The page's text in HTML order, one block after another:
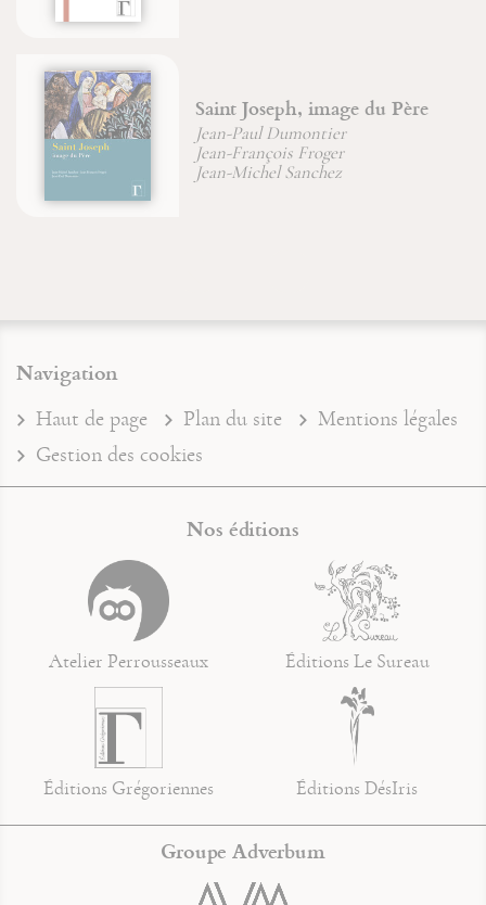
Saint Joseph, image du Père
Jean-Paul Dumontier
Jean-François Froger
Jean-Michel Sanchez
Navigation
Haut de page Plan du site
Mentions légales
Gestion des cookies
Nos éditions
Atelier Perrousseaux Éditions Le Sureau
Éditions Grégoriennes Éditions DésIris
Groupe Adverbum